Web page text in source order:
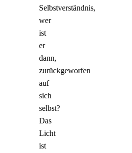
Selbstverständnis,
wer
ist
er
dann,
zurückgeworfen
auf
sich
selbst?
Das
Licht
ist